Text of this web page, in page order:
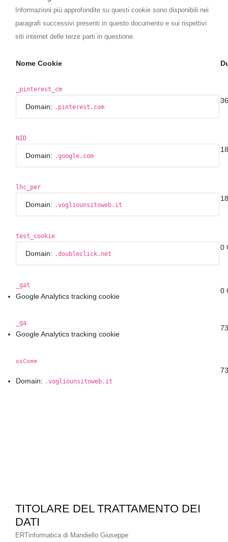
Informazioni più approfondite su questi cookie sono disponibili nei
paragrafi successivi presenti in questo documento e sui rispettivi
siti internet delle terze parti in questione.
Nome Cookie
_pinterest_cm
Domain: .pinterest.com
NID
Domain: .google.com
lhc_per
Domain: .vogliounsitoweb.it
test_cookie
Domain: .doubleclick.net
0
_gat
Google Analytics tracking cookie
0
_ga
Google Analytics tracking cookie
osComm
Domain: .vogliounsitoweb.it
TITOLARE DEL TRATTAMENTO DEI
DATI
ERTinformatica di Mandiello Giuseppe